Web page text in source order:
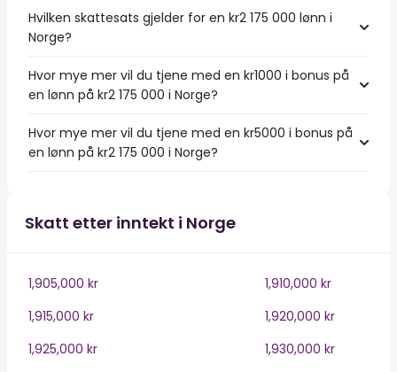
Hvilken skattesats gjelder for en kr2 175 000 lønn i
Norge?
Hvor mye mer vil du tjene med en kr1000 i bonus på
en lønn på kr2 175 000 i Norge?
Hvor mye mer vil du tjene med en kr5000 i bonus på
en lønn på kr2 175 000 i Norge?
Skatt etter inntekt i Norge
1,905,000 kr
1,910,000 kr
1,915,000 kr
1,920,000 kr
1,925,000 kr
1,930,000 kr